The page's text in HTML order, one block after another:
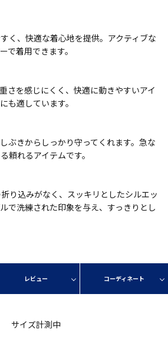
く、快適な着心地を提供。アクティブな
で着用できます。
さを感じにくく、快適に動きやすいアイ
も適しています。
ぶきからしっかり守ってくれます。急な
頼れるアイテムです。
り込みがなく、スッキリとしたシルエッ
で洗練された印象を与え、すっきりとし
レビュー コーディネート
サイズ計測中